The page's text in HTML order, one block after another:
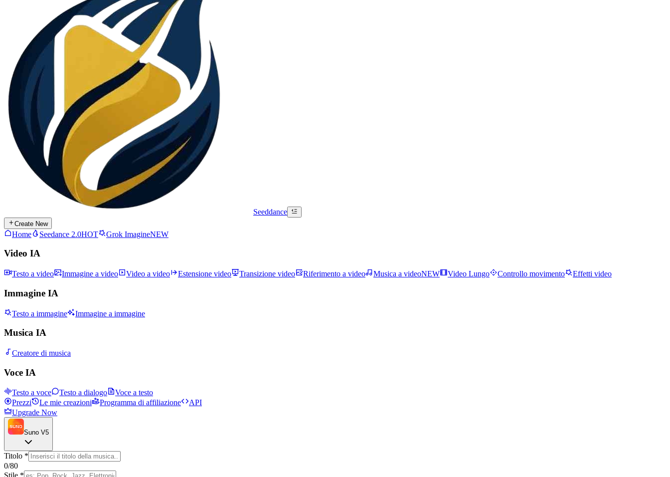
Seeddance
Create New
Home Seedance 2.0HOT Grok ImagineNEW
Video IA
Testo a video Immagine a video Video a video Estensione video Transizione video Riferimento a video Musica a videoNEW Video Lungo Controllo movimento Effetti video
Immagine IA
Testo a immagine Immagine a immagine
Musica IA
Creatore di musica
Voce IA
Testo a voce Testo a dialogo
Voce a testo
Prezzi
Le mie creazioni Programma di affiliazione
API
Upgrade Now
Suno V5
Titolo *
0/80